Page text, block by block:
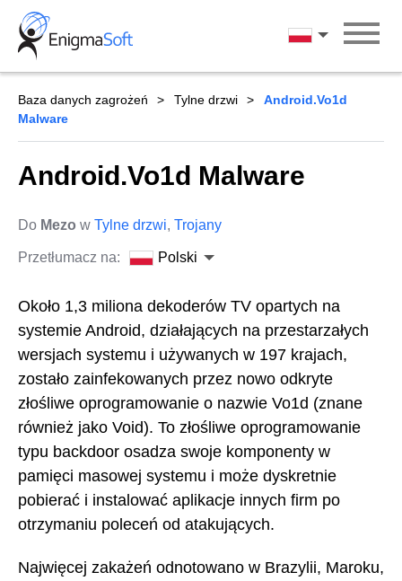
Skip
content
Polski
Baza danych zagrożeń Tylne drzwi
Android.Vo1d
Malware
Android.Vo1d Malware
Do Mezo w Tylne drzwi, Trojany
Przetłumacz na: Polski
Około 1,3 miliona dekoderów TV opartych na
systemie Android, działających na przestarzałych
wersjach systemu i używanych w 197 krajach,
zostało zainfekowanych przez nowo odkryte
złośliwe oprogramowanie o nazwie Vo1d (znane
również jako Void). To złośliwe oprogramowanie
typu backdoor osadza swoje komponenty w
pamięci masowej systemu i może dyskretnie
pobierać i instalować aplikacje innych firm po
otrzymaniu poleceń od atakujących.
Najwięcej zakażeń odnotowano w Brazylii, Maroku,